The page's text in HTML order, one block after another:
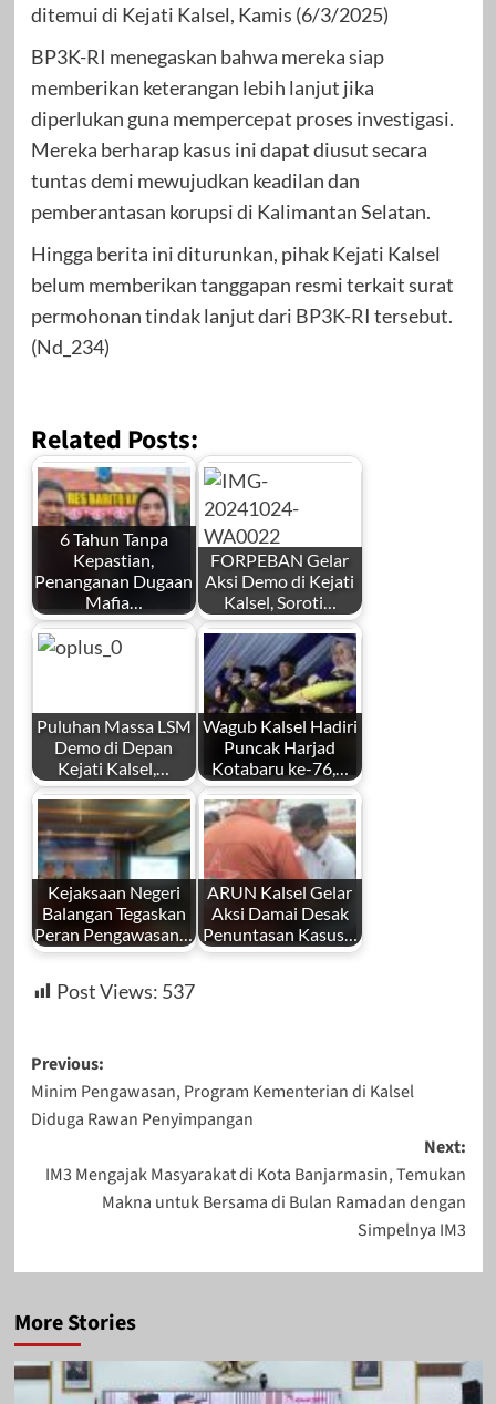
ditemui di Kejati Kalsel, Kamis (6/3/2025)
BP3K-RI menegaskan bahwa mereka siap
memberikan keterangan lebih lanjut jika
diperlukan guna mempercepat proses investigasi.
Mereka berharap kasus ini dapat diusut secara
tuntas demi mewujudkan keadilan dan
pemberantasan korupsi di Kalimantan Selatan.
Hingga berita ini diturunkan, pihak Kejati Kalsel
belum memberikan tanggapan resmi terkait surat
permohonan tindak lanjut dari BP3K-RI tersebut.
(Nd_234)
Related Posts:
6 Tahun Tanpa
Kepastian,
Penanganan Dugaan
Mafia…
FORPEBAN Gelar
Aksi Demo di Kejati
Kalsel, Soroti…
Puluhan Massa LSM
Demo di Depan
Kejati Kalsel,…
Wagub Kalsel Hadiri
Puncak Harjad
Kotabaru ke-76,…
Kejaksaan Negeri
Balangan Tegaskan
Peran Pengawasan…
ARUN Kalsel Gelar
Aksi Damai Desak
Penuntasan Kasus…
Post Views: 537
Post
navigation
Previous:
Minim Pengawasan, Program Kementerian di Kalsel
Diduga Rawan Penyimpangan
Next:
IM3 Mengajak Masyarakat di Kota Banjarmasin, Temukan
Makna untuk Bersama di Bulan Ramadan dengan
Simpelnya IM3
More Stories